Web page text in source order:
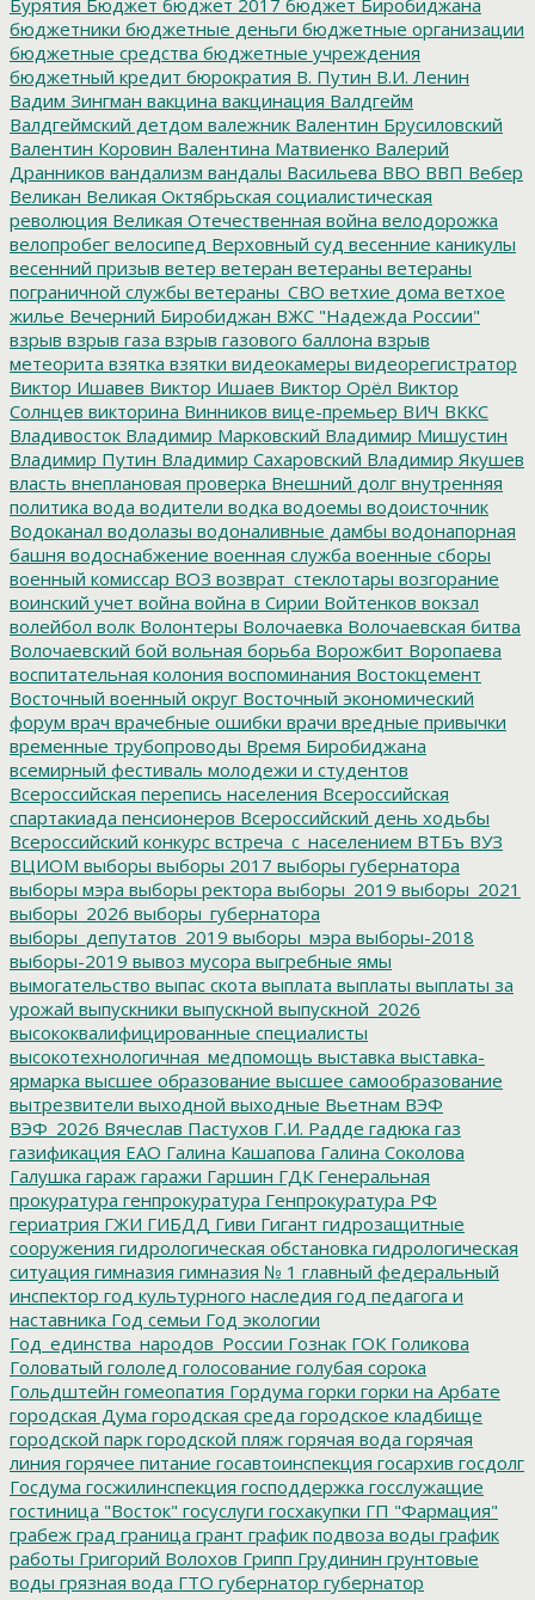
бюджетники бюджетные деньги бюджетные организации
бюджетные средства бюджетные учреждения
бюджетный кредит бюрократия В. Путин В.И. Ленин
Вадим Зингман вакцина вакцинация Валдгейм
Валдгеймский детдом валежник Валентин Брусиловский
Валентин Коровин Валентина Матвиенко Валерий
Дранников вандализм вандалы Васильева ВВО ВВП Вебер
Великан Великая Октябрьская социалистическая
революция Великая Отечественная война велодорожка
велопробег велосипед Верховный суд весенние каникулы
весенний призыв ветер ветеран ветераны ветераны
пограничной службы ветераны_СВО ветхие дома ветхое
жилье Вечерний Биробиджан ВЖС "Надежда России"
взрыв взрыв газа взрыв газового баллона взрыв
метеорита взятка взятки видеокамеры видеорегистратор
Виктор Ишавев Виктор Ишаев Виктор Орёл Виктор
Солнцев викторина Винников вице-премьер ВИЧ ВККС
Владивосток Владимир Марковский Владимир Мишустин
Владимир Путин Владимир Сахаровский Владимир Якушев
власть внеплановая проверка Внешний долг внутренняя
политика вода водители водка водоемы водоисточник
Водоканал водолазы водоналивные дамбы водонапорная
башня водоснабжение военная служба военные сборы
военный комиссар ВОЗ возврат_стеклотары возгорание
воинский учет война война в Сирии Войтенков вокзал
волейбол волк Волонтеры Волочаевка Волочаевская битва
Волочаевский бой вольная борьба Ворожбит Воропаева
воспитательная колония воспоминания Востокцемент
Восточный военный округ Восточный экономический
форум врач врачебные ошибки врачи вредные привычки
временные трубопроводы Время Биробиджана
всемирный фестиваль молодежи и студентов
Всероссийская перепись населения Всероссийская
спартакиада пенсионеров Всероссийский день ходьбы
Всероссийский конкурс встреча_с_населением ВТБъ ВУЗ
ВЦИОМ выборы выборы 2017 выборы губернатора
выборы мэра выборы ректора выборы_2019 выборы_2021
выборы_2026 выборы_губернатора
выборы_депутатов_2019 выборы_мэра выборы-2018
выборы-2019 вывоз мусора выгребные ямы
вымогательство выпас скота выплата выплаты выплаты за
урожай выпускники выпускной выпускной_2026
высококвалифицированные специалисты
высокотехнологичная_медпомощь выставка выставка-
ярмарка высшее образование высшее самообразование
вытрезвители выходной выходные Вьетнам ВЭФ
ВЭФ_2026 Вячеслав Пастухов Г.И. Радде гадюка газ
газификация ЕАО Галина Кашапова Галина Соколова
Галушка гараж гаражи Гаршин ГДК Генеральная
прокуратура генпрокуратура Генпрокуратура РФ
гериатрия ГЖИ ГИБДД Гиви Гигант гидрозащитные
сооружения гидрологическая обстановка гидрологическая
ситуация гимназия гимназия № 1 главный федеральный
инспектор год культурного наследия год педагога и
наставника Год семьи Год экологии
Год_единства_народов_России Гознак ГОК Голикова
Головатый гололед голосование голубая сорока
Гольдштейн гомеопатия Гордума горки горки на Арбате
городская Дума городская среда городское кладбище
городской парк городской пляж горячая вода горячая
линия горячее питание госавтоинспекция госархив госдолг
Госдума госжилинспекция господдержка госслужащие
гостиница "Восток" госуслуги госхакупки ГП "Фармация"
грабеж град граница грант график подвоза воды график
работы Григорий Волохов Грипп Грудинин грунтовые
воды грязная вода ГТО губернатор губернатор